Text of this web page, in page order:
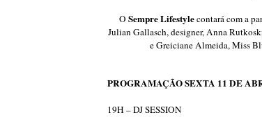
O Sempre Lifestylecontará com a
Julian Gallasch, designer, Anna
e Greiciane Almeida, Miss
PROGRAMAÇÃO SEXTA 11 DE
19H – DJ SESSION